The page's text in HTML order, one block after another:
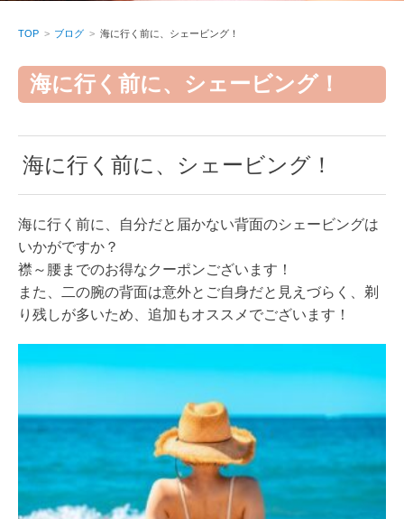
TOP ブログ 海に行く前に、シェービング！
海に行く前に、シェービング！
海に行く前に、シェービング！
海に行く前に、自分だと届かない背面のシェービングは
いかがですか？
襟～腰までのお得なクーポンございます！
また、二の腕の背面は意外とご自身だと見えづらく、剃
り残しが多いため、追加もオススメでございます！